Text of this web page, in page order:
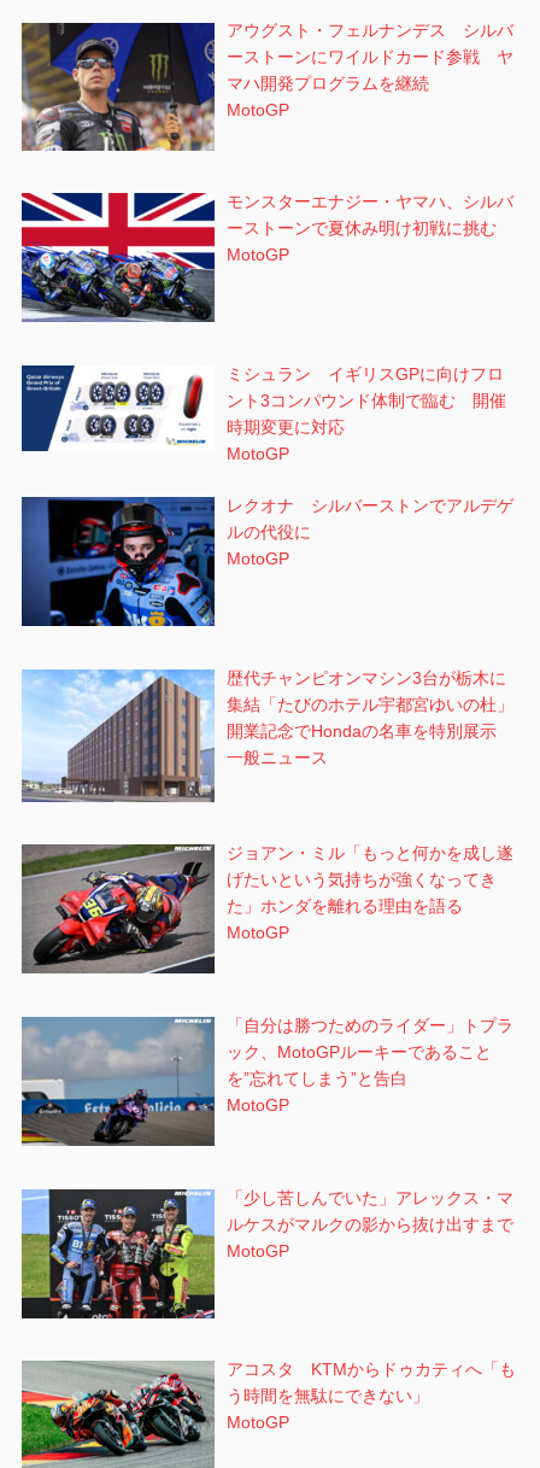
アウグスト・フェルナンデス シルバ
ーストーンにワイルドカード参戦 ヤ
マハ開発プログラムを継続
MotoGP
モンスターエナジー・ヤマハ、シルバ
ーストーンで夏休み明け初戦に挑む
MotoGP
ミシュラン イギリスGPに向けフロ
ント3コンパウンド体制で臨む 開催
時期変更に対応
MotoGP
レクオナ シルバーストンでアルデゲ
ルの代役に
MotoGP
歴代チャンピオンマシン3台が栃木に
集結「たびのホテル宇都宮ゆいの杜」
開業記念でHondaの名車を特別展示
一般ニュース
ジョアン・ミル「もっと何かを成し遂
げたいという気持ちが強くなってき
た」ホンダを離れる理由を語る
MotoGP
「自分は勝つためのライダー」トプラ
ック、MotoGPルーキーであること
を”忘れてしまう”と告白
MotoGP
「少し苦しんでいた」アレックス・マ
ルケスがマルクの影から抜け出すまで
MotoGP
アコスタ KTMからドゥカティへ「も
う時間を無駄にできない」
MotoGP